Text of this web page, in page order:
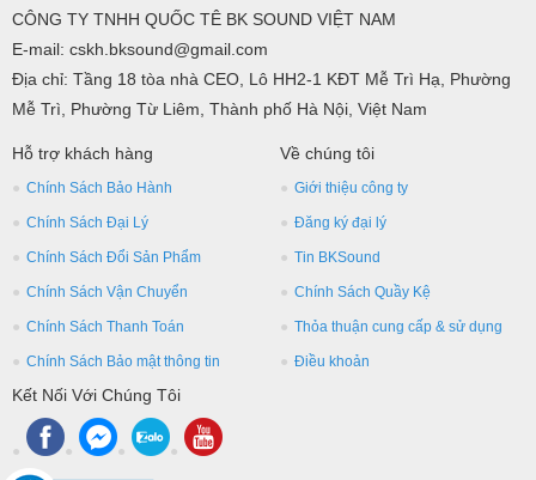
CÔNG TY TNHH QUỐC TÊ BK SOUND VIỆT NAM
E-mail: cskh.bksound@gmail.com
Địa chỉ: Tầng 18 tòa nhà CEO, Lô HH2-1 KĐT Mễ Trì Hạ, Phường
Mễ Trì, Phường Từ Liêm, Thành phố Hà Nội, Việt Nam
Hỗ trợ khách hàng
Chính Sách Bảo Hành
Chính Sách Đại Lý
Chính Sách Đổi Sản Phẩm
Chính Sách Vận Chuyển
Chính Sách Thanh Toán
Chính Sách Bảo mật thông tin
Về chúng tôi
Giới thiệu công ty
Đăng ký đại lý
Tin BKSound
Chính Sách Quầy Kệ
Thỏa thuận cung cấp & sử dụng
Điều khoản
Kết Nối Với Chúng Tôi